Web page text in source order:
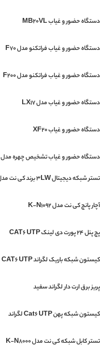
دستگاه حضور و غیاب MB20VL
دستگاه حضور و غیاب فراتکنو مدل F70
دستگاه حضور و غیاب فراتکنو مدل F200
دستگاه حضور و غیاب مدل LX17
دستگاه حضور و غیاب XF20
دستگاه حضور و غیاب تشخیص چهره مدل NF50
تستر شبکه دیجیتال 3LW برند کی نت مدل K-N8108
آچار پانچ کی نت مدل K-N1092
پچ پنل 24 پورت دی لینک CAT6 UTP
کیستون شبکه باریک لگراند CAT6 UTP
پریز برق ارت دار لگراند سفید
کیستون شبکه پهن Cat6 UTP لگراند
تستر کابل شبکه کی نت مدل K-N8000